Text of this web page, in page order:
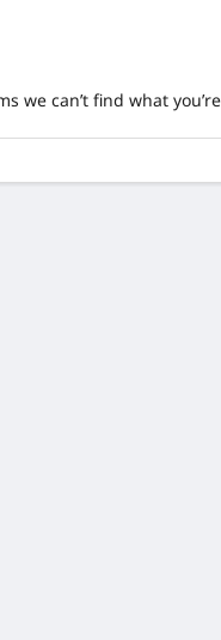
we can’t find what